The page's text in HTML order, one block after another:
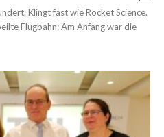
Klingt fast wie Rocket Science.
Flugbahn: Am Anfang war die